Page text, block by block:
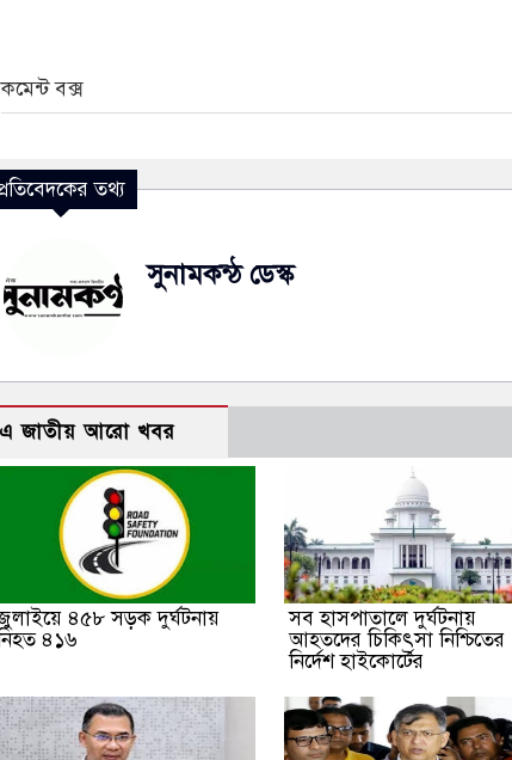
কমেন্ট বক্স
তথ্য
সুনামকন্ঠ ডেস্ক
এ জাতীয় আরো খবর
৪৫৮ সড়ক দুর্ঘটনায়
৪১৬
সব হাসপাতালে দুর্ঘটনায়
আহতদের চিকিৎসা নিশ্চিতের
নির্দেশ হাইকোর্টের